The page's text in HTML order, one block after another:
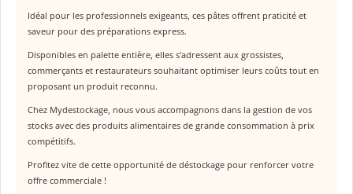
Idéal pour les professionnels exigeants, ces pâtes offrent praticité et
saveur pour des préparations express.
Disponibles en palette entière, elles s'adressent aux grossistes,
commerçants et restaurateurs souhaitant optimiser leurs coûts tout en
proposant un produit reconnu.
Chez Mydestockage, nous vous accompagnons dans la gestion de vos
stocks avec des produits alimentaires de grande consommation à prix
compétitifs.
Profitez vite de cette opportunité de déstockage pour renforcer votre
offre commerciale !